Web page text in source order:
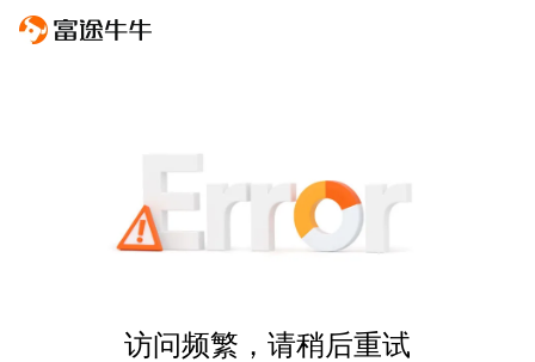
访问频繁，请稍后重试